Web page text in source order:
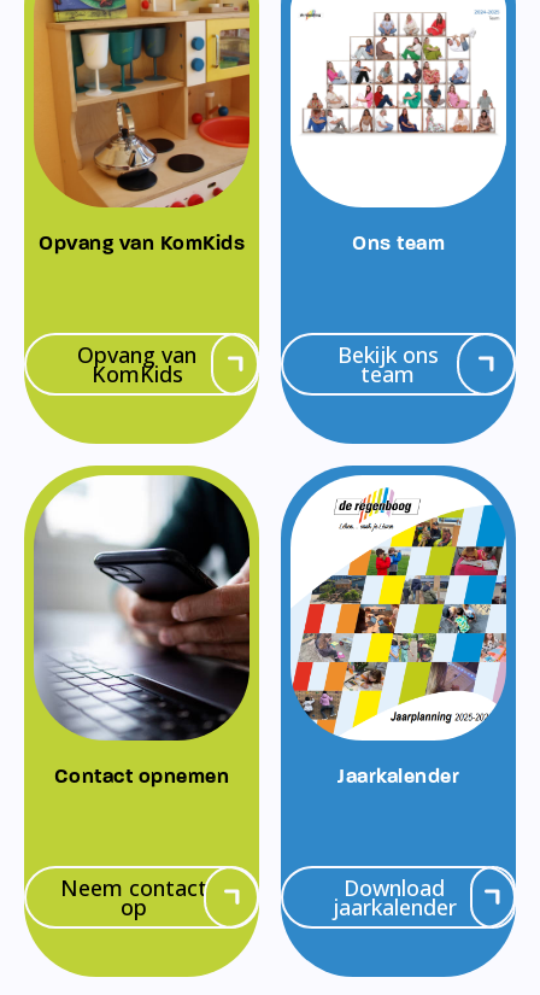
Opvang van KomKids
Opvang van
KomKids
Ons team
Bekijk ons
team
Contact opnemen
Neem contact
op
Jaarkalender
Download
jaarkalender